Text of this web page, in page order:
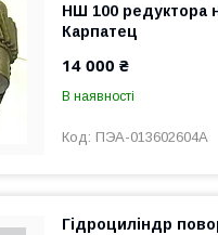
НШ 100 редуктора
Карпатец
14 000 ₴
В наявності
ПЭА-013602604А
Гідроциліндр